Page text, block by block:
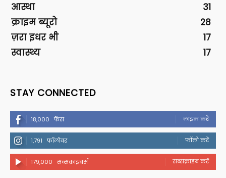
आस्था
31
क्राइम ब्यूरो
28
ज़रा इधर भी
17
स्वास्थ्य
17
STAY CONNECTED
18,000 फैंस लाइक करें
1,791 फॉलोवर फॉलो करें
179,000 सब्सक्राइबर्स सब्सक्राइब करें